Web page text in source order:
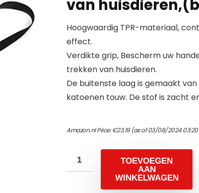
van
Hoogwaardig TPR-materiaal,
effect.
Verdikte grip, Bescherm uw
trekken van huisdieren.
De buitenste laag is gemaakt
katoenen touw. De stof is zacht
Amazon.nl Price:€23.19(as of 03/08/2024 03:20
TOEVOEGEN
AAN
WINKELWAGEN